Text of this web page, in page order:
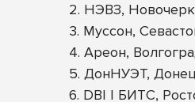
2. НЭВЗ,
3. Муссон,
4. Ареон,
5. ДонНУЭТ,
6. DBI | БИТС,